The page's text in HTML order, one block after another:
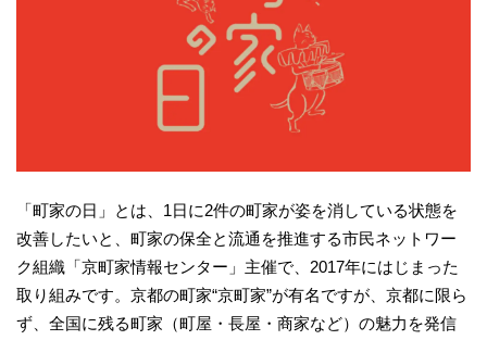
「町家の日」とは、1日に2件の町家が姿を消している状態を
改善したいと、町家の保全と流通を推進する市民ネットワー
ク組織「京町家情報センター」主催で、2017年にはじまった
取り組みです。京都の町家“京町家”が有名ですが、京都に限ら
ず、全国に残る町家（町屋・長屋・商家など）の魅力を発信